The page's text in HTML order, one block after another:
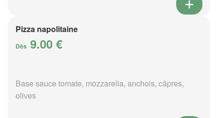
Pizza napolitaine
Dès 9.00 €
Base sauce tomate, mozzarella, anchois, câpres,
olives